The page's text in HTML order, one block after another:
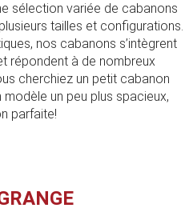
sélection variée de cabanons
tailles et configurations.
nos cabanons s’intègrent
répondent à de nombreux
cherchiez un petit cabanon
un peu plus spacieux,
parfaite!